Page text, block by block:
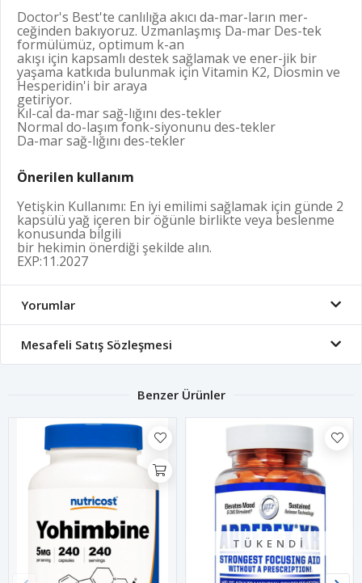
Doctor's Best'te canlılığa akıcı da-mar-ların mer-
ceğinden bakıyoruz. Uzmanlaşmış Da-mar Des-tek
formülümüz, optimum k-an
akışı için kapsamlı destek sağlamak ve ener-jik bir
yaşama katkıda bulunmak için Vitamin K2, Diosmin ve
Hesperidin'i bir araya
getiriyor.
Kıl-cal da-mar sağ-lığını des-tekler
Normal do-laşım fonk-siyonunu des-tekler
Da-mar sağ-lığını des-tekler
Önerilen kullanım
Yetişkin Kullanımı: En iyi emilimi sağlamak için günde 2
kapsülü yağ içeren bir öğünle birlikte veya beslenme
konusunda bilgili
bir hekimin önerdiği şekilde alın.
EXP:11.2027
Yorumlar
Mesafeli Satış Sözleşmesi
Benzer Ürünler
TÜKENDI